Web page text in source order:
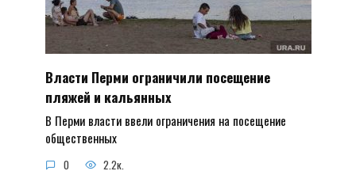
Власти Перми ограничили посещение
пляжей и кальянных
В Перми власти ввели ограничения на посещение
общественных
0 2.2к.